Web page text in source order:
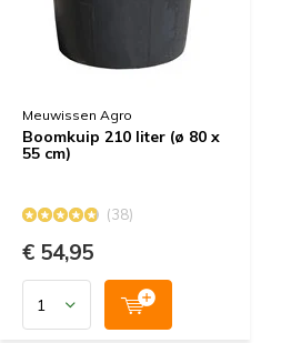
Meuwissen Agro
Boomkuip 210 liter (ø 80 x
55 cm)
(38)
€ 54,95